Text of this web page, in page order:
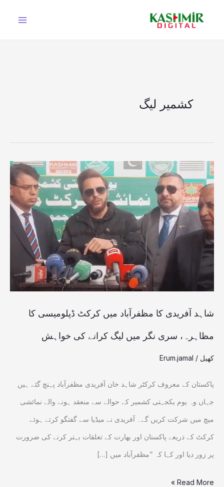
کشمیر لیگ
شاہد آفریدی کا مظفرآباد میں کرکٹ ڈپلومیسی کا
مظاہرہ، سری نگر میں لیگ کرانے کی خواہش
کھیل /
Erum.jamal
پاکستان کے معروف کرکٹر شاہد خان آفریدی مظفرآباد پہنچ گئے ہیں
جہاں وہ یوم یکجہتی کشمیر کے حوالے سے منعقد ہونے والے نمائشی
میچ میں شرکت کریں گے۔ آفریدی نے میڈیا سے گفتگو کرتے ہوئے
کرکٹ کے ذریعے پاکستان اور بھارت کے تعلقات بہتر کرنے کی ضرورت
پر زور دیا اور کہا کہ “مظفرآباد میں […]
شاہد
آفریدی
کا
مظفرآباد
میں
کرکٹ
ڈپلومیسی
کا
مظاہرہ،
میں
لیگ
کرانے
خواہش
Read More »